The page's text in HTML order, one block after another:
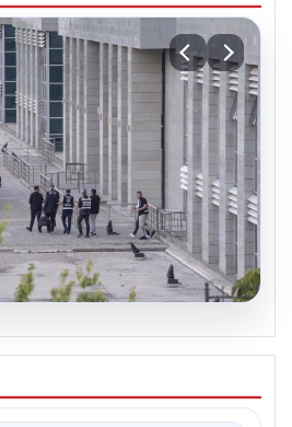
Soruşturma
Yardımcısı Mutlu